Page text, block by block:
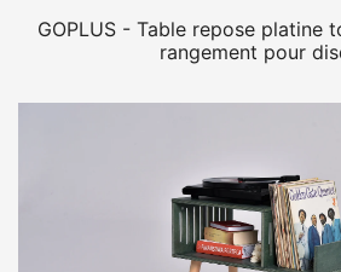
GOPLUS - Table repose platine
rangement pour